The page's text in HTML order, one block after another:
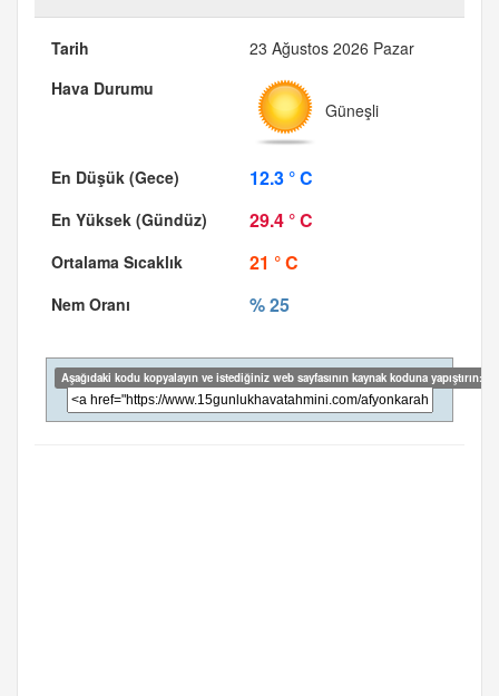
23 Ağustos 2026 Pazar
Güneşli
12.3 ° C
29.4 ° C
21 ° C
% 25
Aşağıdaki kodu kopyalayın ve istediğiniz web sayfasının kaynak koduna yapıştırın: